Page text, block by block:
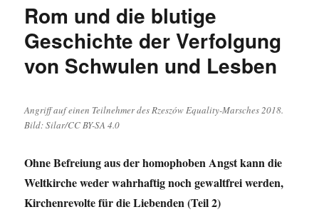
Rom und die blutige
Geschichte der Verfolgung
von Schwulen und Lesben
Angriff auf einen Teilnehmer des Rzeszów Equality-Marsches 2018.
Bild: Silar/CC BY-SA 4.0
Ohne Befreiung aus der homophoben Angst kann die
Weltkirche weder wahrhaftig noch gewaltfrei werden,
Kirchenrevolte für die Liebenden (Teil 2)